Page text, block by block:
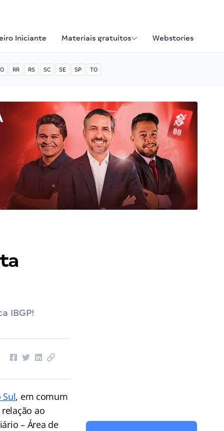
Iniciante Materiais gratuitos Webstories
RR RS SC SE SP TO
IBGP!
, em comum
ao
– Área de